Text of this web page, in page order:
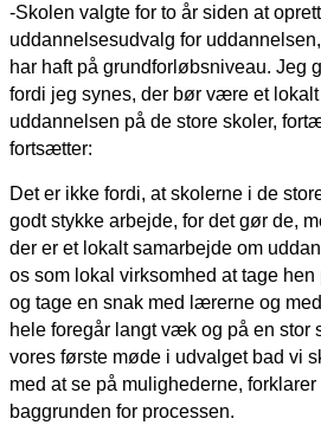
-Skolen valgte for to år siden at
uddannelsesudvalg for
har haft på grundforløbsniveau. Jeg
fordi jeg synes, der bør være et lokalt
uddannelsen på de store skoler,
fortsætter:
Det er ikke fordi, at skolerne i de
godt stykke arbejde, for det gør de,
der er et lokalt samarbejde om
os som lokal virksomhed at tage
og tage en snak med lærerne og
hele foregår langt væk og på en stor
vores første møde i udvalget bad vi
med at se på mulighederne,
baggrunden for processen.